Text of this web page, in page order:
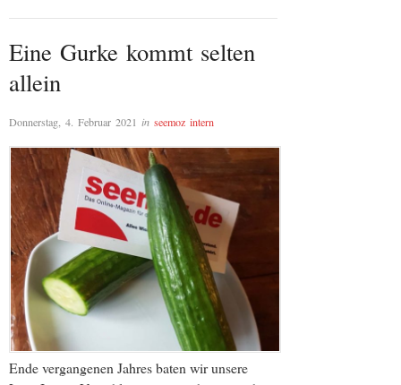
Eine Gurke kommt selten
allein
Donnerstag, 4. Februar 2021 in seemoz intern
Ende vergangenen Jahres baten wir unsere